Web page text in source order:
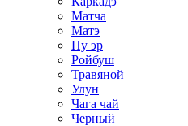
Матча
Матэ
Пу эр
Ройбуш
Травяной
Улун
Чага чай
Черный